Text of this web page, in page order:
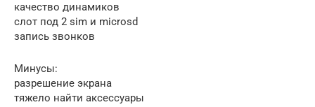
качество динамиков
слот под 2 sim и microsd
запись звонков
Минусы:
разрешение экрана
тяжело найти аксессуары